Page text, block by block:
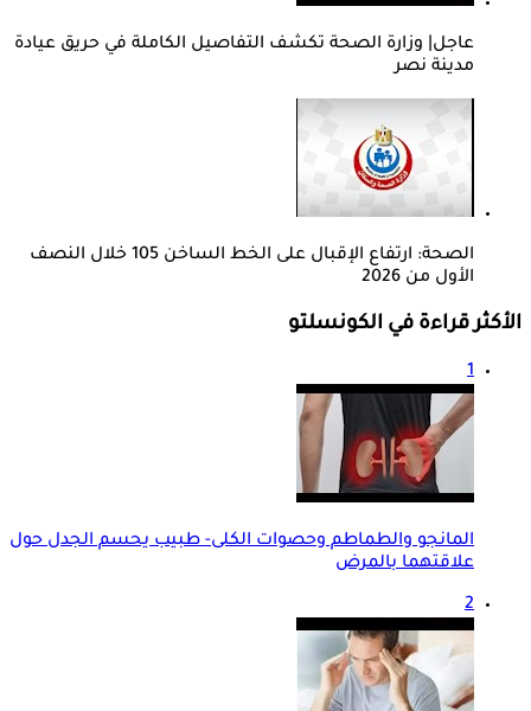
عاجل| وزارة الصحة تكشف التفاصيل الكاملة في حريق عيادة
مدينة نصر
الصحة: ارتفاع الإقبال على الخط الساخن 105 خلال النصف
الأول من 2026
الأكثر قراءة في الكونسلتو
1
المانجو والطماطم وحصوات الكلى- طبيب يحسم الجدل حول
علاقتهما بالمرض
2